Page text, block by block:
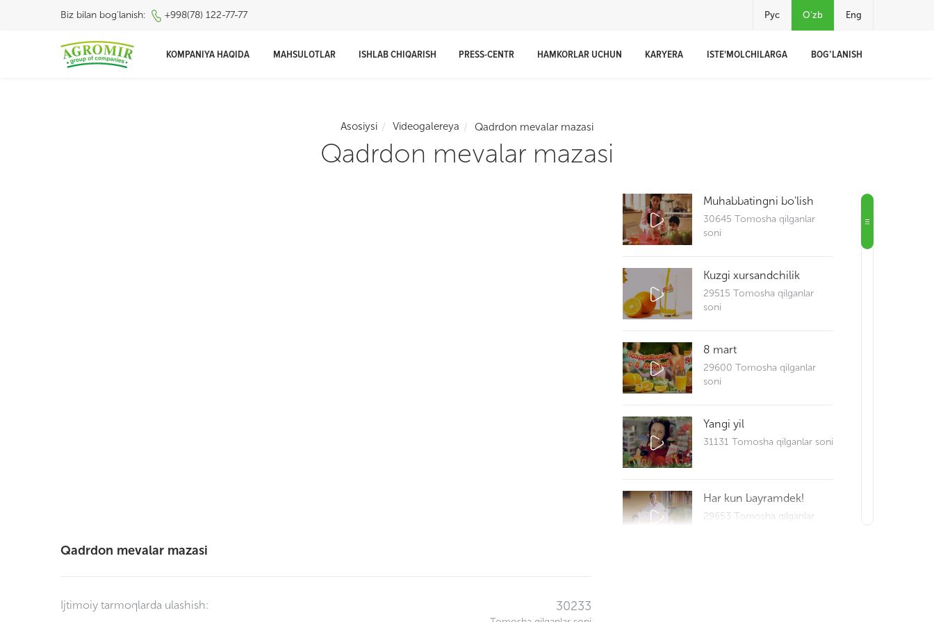
Biz bilan bog'lanish: +998(78) 122-77-77 Рус O'zb Eng
KOMPANIYA HAQIDA MAHSULOTLAR ISHLAB CHIQARISH PRESS-CENTR HAMKORLAR UCHUN KARYERA ISTE'MOLCHILARGA BOG’LANISH
Asosiysi Videogalereya Qadrdon mevalar mazasi
Qadrdon mevalar mazasi
Qadrdon mevalar mazasi
30233
Ijtimoiy tarmoqlarda ulashish:
Muhabbatingni bo'lish
30645 Tomosha qilganlar
soni
Kuzgi xursandchilik
29515 Tomosha qilganlar
soni
8 mart
29600 Tomosha qilganlar
soni
Yangi yil
31131 Tomosha qilganlar soni
Har kun bayramdek!
29653 Tomosha qilganlar